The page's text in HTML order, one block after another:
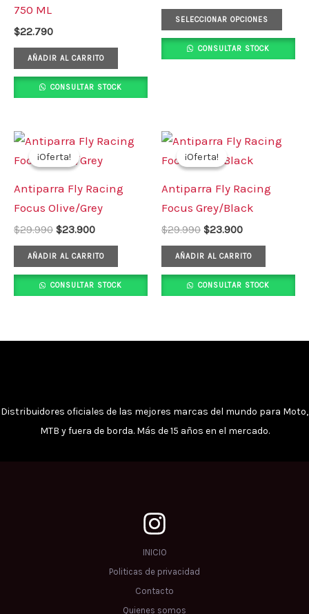
750 ML
$22.790
AÑADIR AL CARRITO
CONSULTAR STOCK
SELECCIONAR OPCIONES
se
CONSULTAR STOCK
¡Oferta!
¡Oferta!
Antiparra Fly Racing
Focus Olive/Grey
$29.990
El
original
$29.990.
$23.900
El
actual
$23.900.
AÑADIR AL CARRITO
CONSULTAR STOCK
¡Oferta!
¡Oferta!
Antiparra Fly Racing
Focus Grey/Black
$29.990
El
original
$29.990.
$23.900
El
actual
$23.900.
AÑADIR AL CARRITO
CONSULTAR STOCK
Distribuidores oficiales de las mejores marcas del mundo para Moto,
MTB y fuera de borda. Más de 15 años en el mercado.
INICIO
Politicas de privacidad
Contacto
Quienes somos